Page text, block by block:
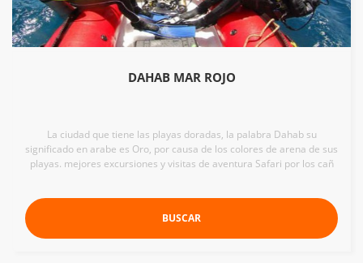
DAHAB MAR ROJO
La ciudad que tiene las playas doradas, la palabra Dahab su
significado en arabe es Oro, por causa de los colores de arena de sus
playas. mejores excursiones y visitas de aventura Safari por los cañ
BUSCAR